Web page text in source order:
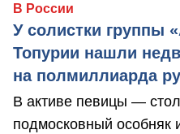
В России
У солистки группы
Топурии нашли
на полмиллиарда
В активе певицы —
подмосковный